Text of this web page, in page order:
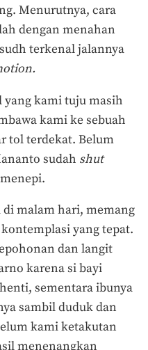
Menurutnya, cara
dengan menahan
terkenal jalannya
yang kami tuju masih
kami ke sebuah
tol terdekat. Belum
sudah shut
malam hari, memang
yang tepat.
dan langit
karena si bayi
sementara ibunya
sambil duduk dan
kami ketakutan
menenangkan